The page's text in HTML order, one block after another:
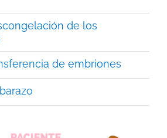
de los
de embriones